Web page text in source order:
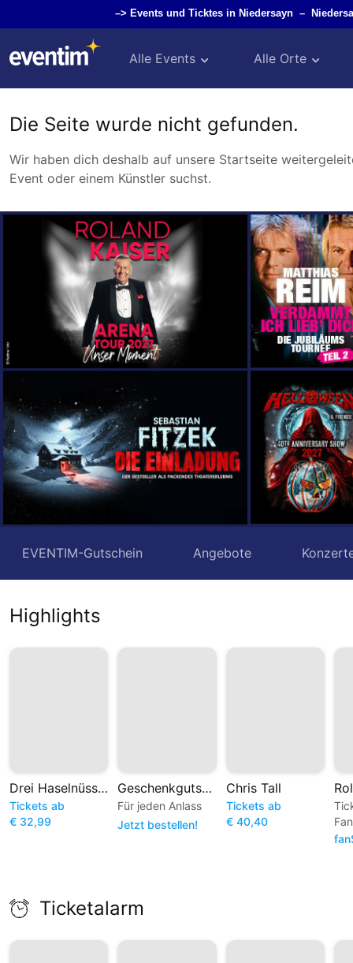
–> Events und Ticktes in Niedersayn –